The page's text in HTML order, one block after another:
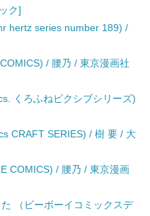
ク]
hertz series number 189) /
/ 腰乃 / 東京漫画社
くろふねピクシブシリーズ)
CRAFT SERIES) / 樹 要 / 大
COMICS) / 腰乃 / 東京漫画
（ビーボーイコミックスデ